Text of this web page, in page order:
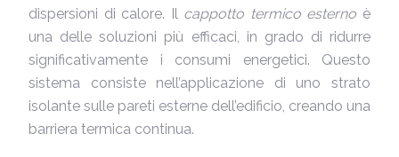
dispersioni di calore. Il cappotto termico esterno è
una delle soluzioni più efficaci, in grado di ridurre
significativamente i consumi energetici. Questo
sistema consiste nell’applicazione di uno strato
isolante sulle pareti esterne dell’edificio, creando una
barriera termica continua.